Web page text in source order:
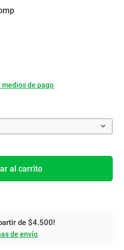
de pago
al carrito
de $4.500!
de envío